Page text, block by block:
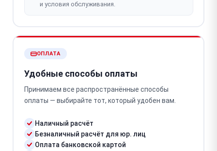
и условия обслуживания.
ОПЛАТА
Удобные способы оплаты
Принимаем все распространённые способы
оплаты — выбирайте тот, который удобен вам.
Наличный расчёт
Безналичный расчёт для юр. лиц
Оплата банковской картой